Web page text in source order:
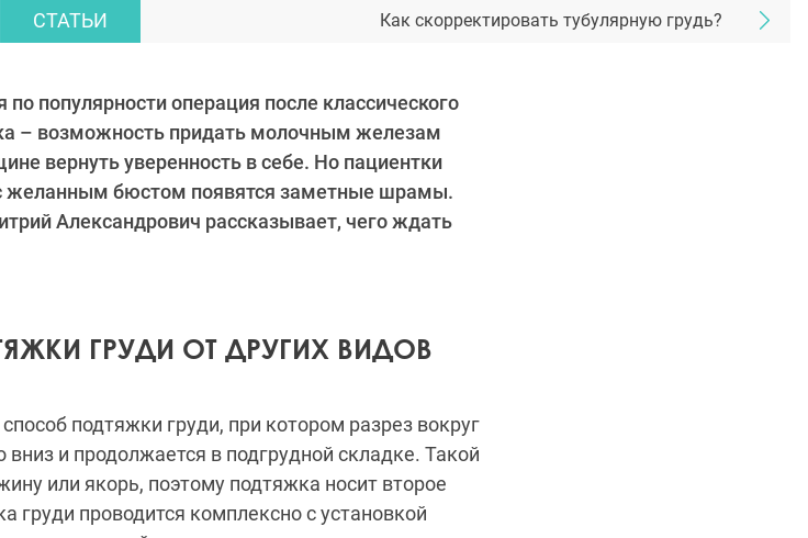
СТАТЬИ Как скорректировать тубулярную грудь?
популярности операция после классического
– возможность придать молочным железам
вернуть уверенность в себе. Но пациентки
желанным бюстом появятся заметные шрамы.
Александрович рассказывает, чего ждать
ГРУДИ ОТ ДРУГИХ ВИДОВ
подтяжки груди, при котором разрез вокруг
и продолжается в подгрудной складке. Такой
или якорь, поэтому подтяжка носит второе
груди проводится комплексно с установкой